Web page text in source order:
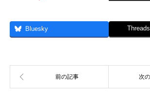
Bluesky Threads